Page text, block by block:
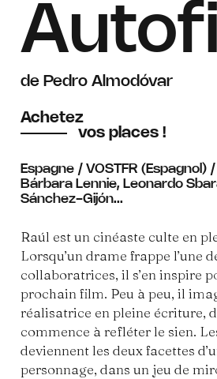
de Pedro Almodóvar
Achetez
vos places !
Espagne / VOSTFR (Espagnol)
Bárbara Lennie, Leonardo
Sánchez-Gijón...
Raúl est un cinéaste culte en
Lorsqu’un drame frappe l’une
collaboratrices, il s’en inspire
prochain film. Peu à peu, il
réalisatrice en pleine écriture,
commence à refléter le sien.
deviennent les deux facettes
personnage, dans un jeu de